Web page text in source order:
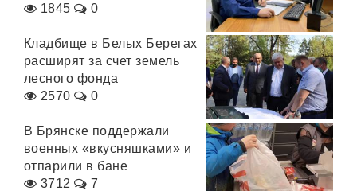
1845
0
Кладбище в Белых Берегах
расширят за счет земель
лесного фонда
2570
0
В Брянске поддержали
военных «вкусняшками» и
отпарили в бане
3712
7